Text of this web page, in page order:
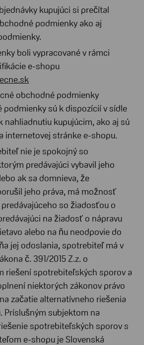
kupujúci si prečítal
podmienky ako aj
boli vypracované v rámci
e-shopu
obchodné podmienky
podmienky sú k dispozícií v sídle
nahliadnutiu kupujúcim, ako aj sú
internetovej stránke e-shopu.
nie je spokojný so
predávajúci vybavil jeho
ak sa domnieva, že
jeho práva, má možnosť
so žiadosťou o
na žiadosť o nápravu
alebo na ňu neodpovie do
jej odoslania, spotrebiteľ má v
č. 391/2015 Z.z. o
riešení spotrebiteľských sporov a
niektorých zákonov právo
začatie alternatívneho riešenia
Príslušným subjektom na
spotrebiteľských sporov s
e-shopu je Slovenská